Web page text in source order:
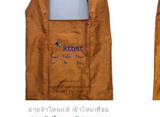
ย่ามผ้าไหมแท้ /ผ้าไหมเทียม